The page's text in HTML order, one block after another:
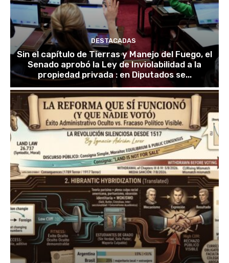
DESTACADAS
Sin el capítulo de Tierras y Manejo del Fuego, el
Senado aprobó la Ley de Inviolabilidad a la
propiedad privada : en Diputados se...